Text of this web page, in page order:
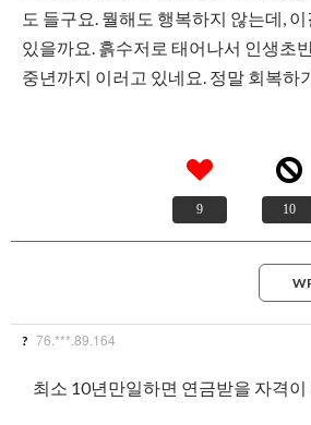
도 들구요. 뭘해도 행복하지 않는데,
있을까요. 흙수저로 태어나서 인생초
중년까지 이러고 있네요. 정말 회복하
9 10
? 76.***.89.164
최소 10년만일하면 연금받을 자격